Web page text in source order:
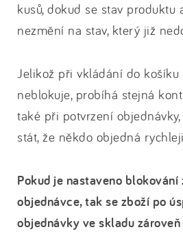
kusů, dokud se stav produktu
nezmění na stav, který již
Jelikož při vkládání do košíku
neblokuje, probíhá stejná
také při potvrzení
stát, že někdo objedná
Pokud je nastaveno blokování
objednávce, tak se zboží po
objednávky ve skladu